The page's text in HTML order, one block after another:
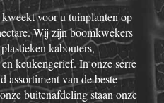
voor u tuinplanten op
Wij zijn boomkwekers
kabouters,
keukengerief. In onze serre
assortiment van de beste
buitenafdeling staan onze